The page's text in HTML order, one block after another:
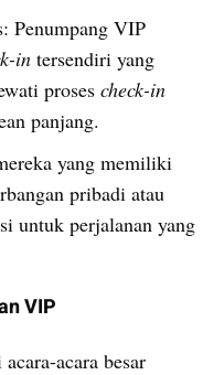
Penumpang VIP
in tersendiri yang
proses check-in
panjang.
yang memiliki
untuk perjalanan yang
VIP
acara besar